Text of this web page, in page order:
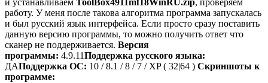
и устанавливаем ToolBox4911mf18WinRU.zip, проверяем
работу. У меня после такова алгоритма программа запускалась
и был русский язык интерфейса. Если просто сразу поставить
данную версию программы, то можно получить ответ что
сканер не поддерживается. Версия
программы: 4.9.11Поддержка русского языка:
ДАПоддержка ОС: 10 / 8.1 / 8 / 7 / XP ( 32|64 ) Скриншоты к
программе: